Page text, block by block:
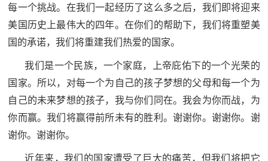
每一个挑战。在我们一起经历了这么多之后，我们即将迎来
美国历史上最伟大的四年。在你们的帮助下，我们将重塑美
国的承诺，我们将重建我们热爱的国家。
我们是一个民族，一个家庭，上帝庇佑下的一个光荣的
国家。所以，对每一个为自己的孩子梦想的父母和每一个为
自己的未来梦想的孩子，我与你们同在。我会为你而战，为
你而赢。我们将赢得前所未有的胜利。谢谢你。谢谢你。谢
谢你。谢谢你。
近年来，我们的国家遭受了巨大的痛苦，但我们将把它